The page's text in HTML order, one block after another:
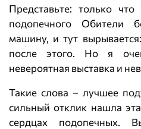
Представьте: только что
подопечного Обители
машину, и тут
после этого. Но я
невероятная выставка и
Такие слова – лучшее
сильный отклик нашла
сердцах подопечных.